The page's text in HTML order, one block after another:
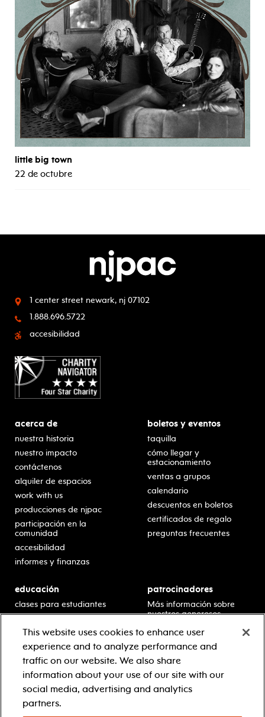
little big town
22 de octubre
1 center street newark, nj 07102
1.888.696.5722
accesibilidad
acerca de
nuestra historia
nuestro impacto
contáctenos
alquiler de espacios
work with us
producciones de njpac
participación en la
comunidad
accesibilidad
informes y finanzas
boletos y eventos
taquilla
cómo llegar y
estacionamiento
ventas a grupos
calendario
descuentos en boletos
certificados de regalo
preguntas frecuentes
educación
clases para estudiantes
escolar
residencias en escuelas
desarrollo profesional
recursos para docentes
comuníquese con el
equipo educativo
patrocinadores
Más información sobre
nuestros generosos
This website uses cookies to enhance user
experience and to analyze performance and
traffic on our website. We also share
information about your use of our site with our
social media, advertising and analytics
partners.